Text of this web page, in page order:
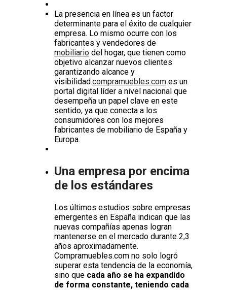
La presencia en línea es un factor
determinante para el éxito de cualquier
empresa. Lo mismo ocurre con los
fabricantes y vendedores de
mobiliario del hogar, que tienen como
objetivo alcanzar nuevos clientes
garantizando alcance y
visibilidad.compramuebles.com es un
portal digital líder a nivel nacional que
desempeña un papel clave en este
sentido, ya que conecta a los
consumidores con los mejores
fabricantes de mobiliario de España y
Europa.
Una empresa por encima
de los estándares
Los últimos estudios sobre empresas
emergentes en España indican que las
nuevas compañías apenas logran
mantenerse en el mercado durante 2,3
años aproximadamente.
Compramuebles.com no solo logró
superar esta tendencia de la economía,
sino que cada año se ha expandido
de forma constante, teniendo cada